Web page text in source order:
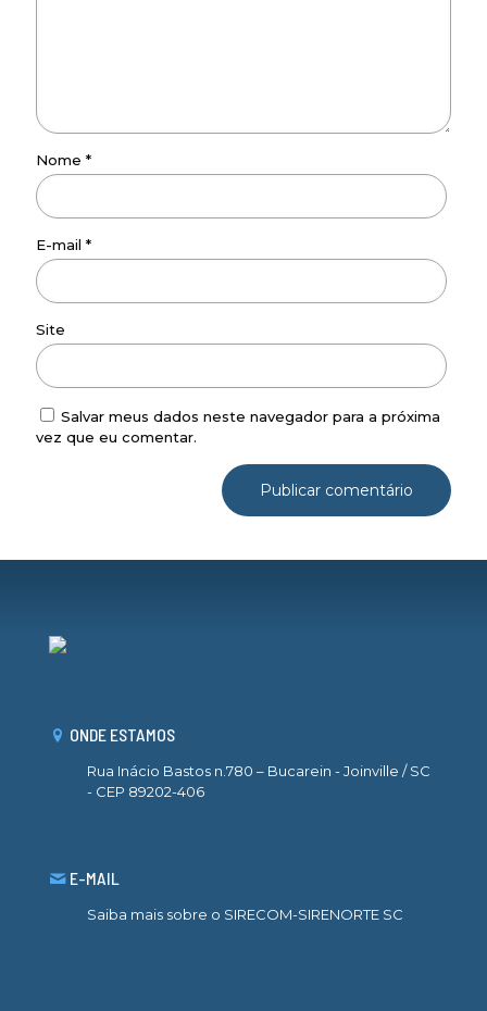
Nome *
E-mail *
Site
Salvar meus dados neste navegador para a próxima
vez que eu comentar.
ONDE ESTAMOS
Rua Inácio Bastos n.780 – Bucarein - Joinville / SC
- CEP 89202-406
E-MAIL
Saiba mais sobre o SIRECOM-SIRENORTE SC